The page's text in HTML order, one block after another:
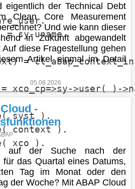
sy-uname.
=
>user( )-
syst ).
context ).
xco ).
eigentlich der Technical Debt
Clean Core Measurement
Und wie kann dieser
in Zukunft abgewandelt
Auf diese Fragestellung gehen
Artikel einmal im Detail
05.08.2026
-
auf der Suche nach der
für das Quartal eines Datums,
Tag im Monat oder den
der Woche? Mit ABAP Cloud